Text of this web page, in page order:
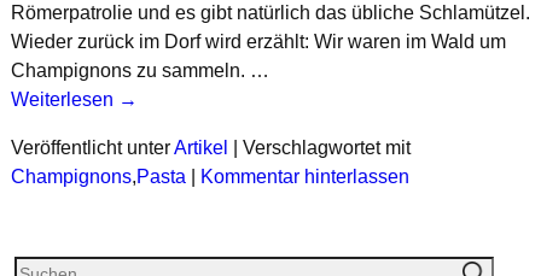
Römerpatrolie und es gibt natürlich das übliche Schlamützel.
Wieder zurück im Dorf wird erzählt: Wir waren im Wald um
Champignons zu sammeln. …
Weiterlesen →
Veröffentlicht unterArtikel
Verschlagwortet mit
Champignons,Pasta Kommentar hinterlassen